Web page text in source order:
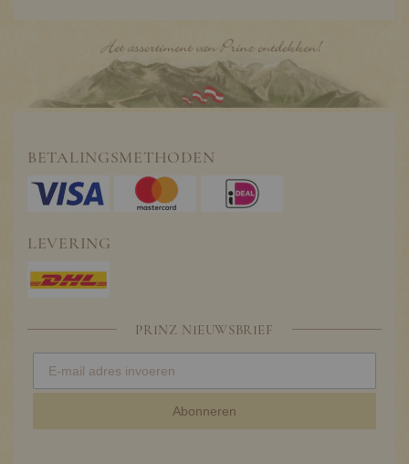
BETALINGSMETHODEN
LEVERING
PRINZ NIEUWSBRIEF
Abonneren